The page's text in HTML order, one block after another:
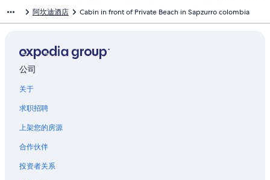
阿坎迪酒店 Cabin in front of Private Beach in Sapzurro colombia
公司
关于
求职招聘
上架您的房源
合作伙伴
投资者关系